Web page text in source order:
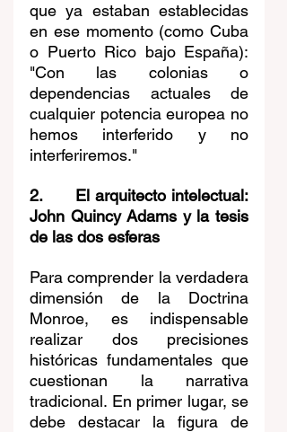
que ya estaban establecidas
en ese momento (como Cuba
o Puerto Rico bajo España):
"Con las colonias o
dependencias actuales de
cualquier potencia europea no
hemos interferido y no
interferiremos."
2.      El arquitecto intelectual:
John Quincy Adams y la tesis
de las dos esferas
Para comprender la verdadera
dimensión de la Doctrina
Monroe, es indispensable
realizar dos precisiones
históricas fundamentales que
cuestionan la narrativa
tradicional. En primer lugar, se
debe destacar la figura de